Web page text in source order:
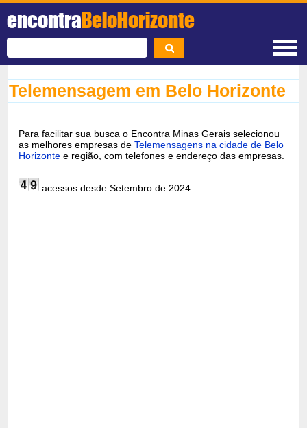
encontraBeloHorizonte
Telemensagem em Belo Horizonte
Para facilitar sua busca o Encontra Minas Gerais selecionou
as melhores empresas deTelemensagens na cidade de Belo
Horizonte e região, com telefones e endereço das empresas.
acessos desde Setembro de 2024.